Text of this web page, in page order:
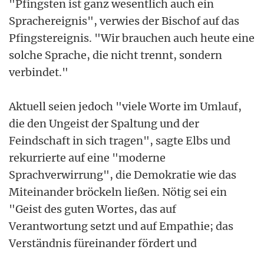
"Pfingsten ist ganz wesentlich auch ein
Sprachereignis", verwies der Bischof auf das
Pfingstereignis. "Wir brauchen auch heute eine
solche Sprache, die nicht trennt, sondern
verbindet."
Aktuell seien jedoch "viele Worte im Umlauf,
die den Ungeist der Spaltung und der
Feindschaft in sich tragen", sagte Elbs und
rekurrierte auf eine "moderne
Sprachverwirrung", die Demokratie wie das
Miteinander bröckeln ließen. Nötig sei ein
"Geist des guten Wortes, das auf
Verantwortung setzt und auf Empathie; das
Verständnis füreinander fördert und